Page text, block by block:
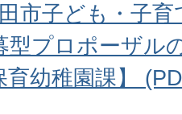
市子ども・子
型プロポーザル
育幼稚園課】